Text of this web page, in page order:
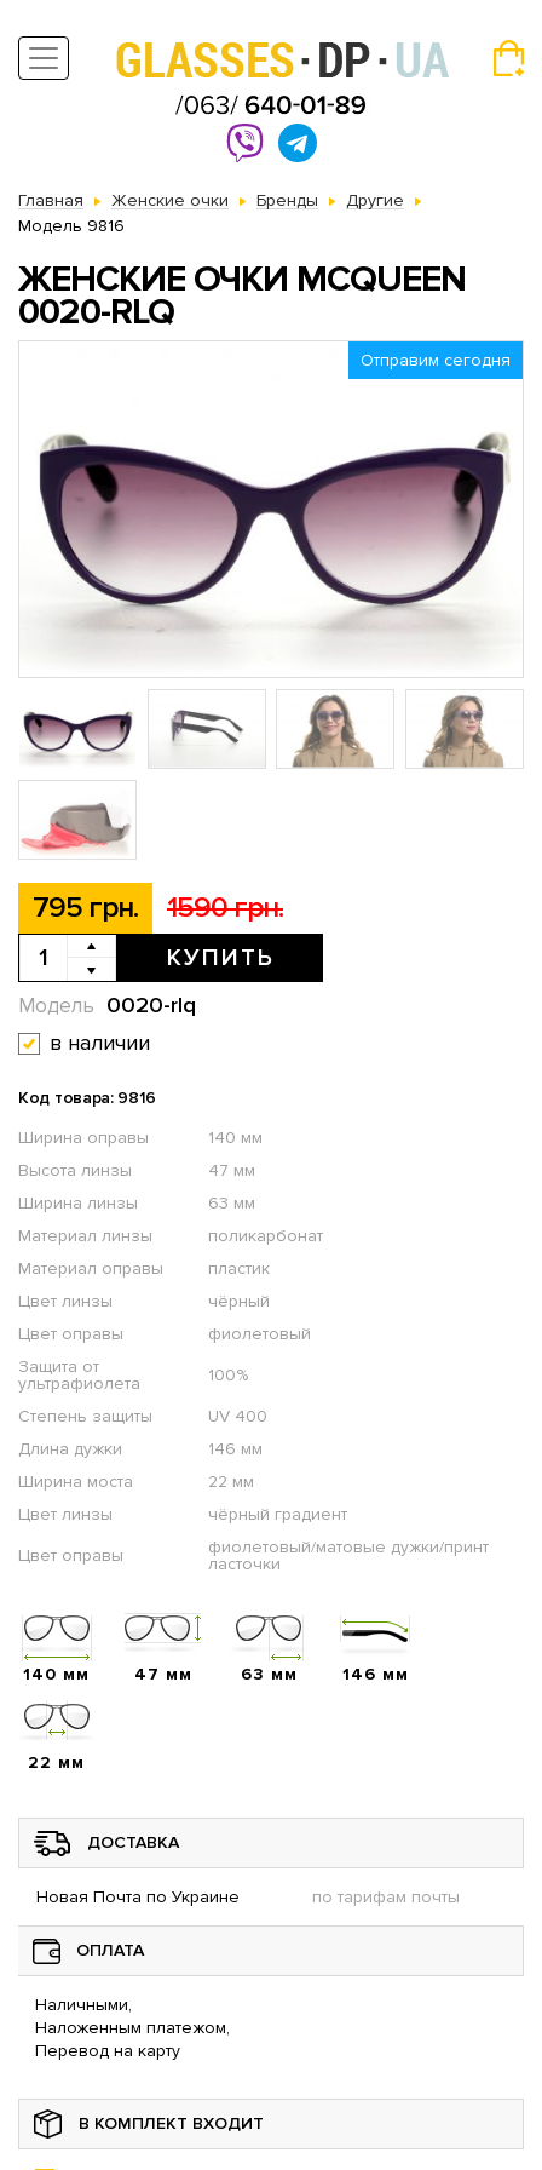
Главная Женские очки Бренды
Другие
Модель 9816
ЖЕНСКИЕ ОЧКИ MCQUEEN
0020-RLQ
Отправим сегодня
795 грн. 1590 грн.
КУПИТЬ
0020-rlq
Модель
в наличии
Код товара: 9816
Ширина оправы
140 мм
Высота линзы
47 мм
Ширина линзы
63 мм
Материал линзы
поликарбонат
Материал оправы
пластик
Цвет линзы
чёрный
Цвет оправы
фиолетовый
Защита от
ультрафиолета
100%
Степень защиты
UV 400
Длина дужки
146 мм
Ширина моста
22 мм
Цвет линзы
чёрный градиент
Цвет оправы
фиолетовый/матовые дужки/принт
ласточки
140 мм 47 мм 63 мм 146 мм
22 мм
ДОСТАВКА
Новая Почта по Украине по тарифам почты
ОПЛАТА
Наличными,
Наложенным платежом,
Перевод на карту
В КОМПЛЕКТ ВХОДИТ